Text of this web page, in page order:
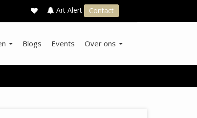
Art Alert Contact
Blogs Events Over ons